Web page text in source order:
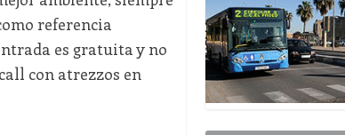
referencia
es gratuita y no
con atrezzos en